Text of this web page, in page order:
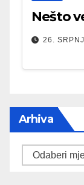
Nešto
26.
Arhiva
Arhiva